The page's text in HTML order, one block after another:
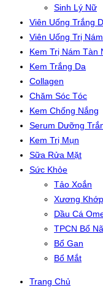
Sinh Lý Nữ
Viên Uống Trắng
Viên Uống Trị Nám
Kem Trị Nám Tàn
Kem Trắng Da
Collagen
Chăm Sóc Tóc
Kem Chống Nắng
Serum Dưỡng
Kem Trị Mụn
Sữa Rửa Mặt
Sức Khỏe
Tảo Xoắn
Xương Khớp
Dầu Cá
TPCN Bổ
Bổ Gan
Bổ Mắt
Trang Chủ